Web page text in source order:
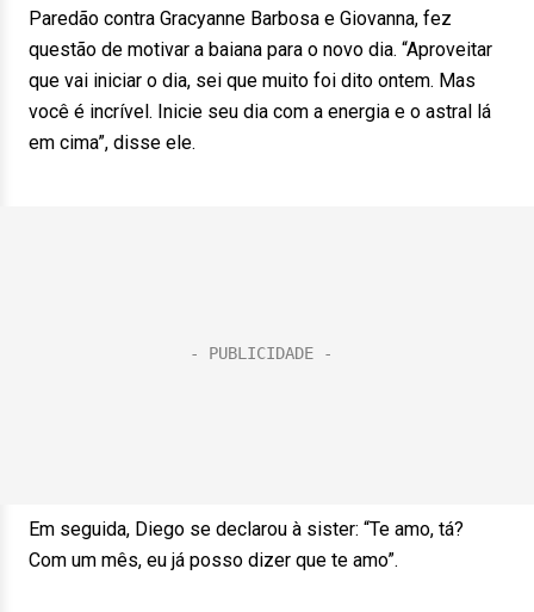
Paredão contra Gracyanne Barbosa e Giovanna, fez
questão de motivar a baiana para o novo dia. “Aproveitar
que vai iniciar o dia, sei que muito foi dito ontem. Mas
você é incrível. Inicie seu dia com a energia e o astral lá
em cima”, disse ele.
Em seguida, Diego se declarou à sister: “Te amo, tá?
Com um mês, eu já posso dizer que te amo”.